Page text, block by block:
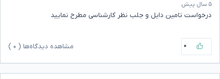
۵ سال پیش
درخواست تامین دایل و جلب نظر کارشناسی مطرح نمایید
۰ مشاهده دیدگاه‌ها ( ۰